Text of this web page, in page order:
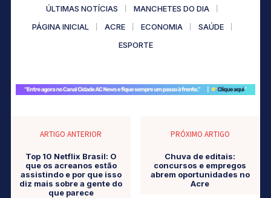
ÚLTIMAS NOTÍCIAS
MANCHETES DO DIA
PÁGINA INICIAL
ACRE ECONOMIA
SAÚDE
ESPORTE
ARTIGO ANTERIOR
Top 10 Netflix Brasil: O
que os acreanos estão
assistindo e por que isso
diz mais sobre a gente do
que parece
PRÓXIMO ARTIGO
Chuva de editais:
concursos e empregos
abrem oportunidades no
Acre